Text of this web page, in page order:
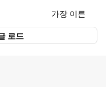
가장 이른
로드